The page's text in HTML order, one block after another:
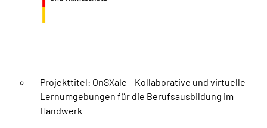
Projekttitel: OnSXale – Kollaborative und virtuelle
Lernumgebungen für die Berufsausbildung im
Handwerk